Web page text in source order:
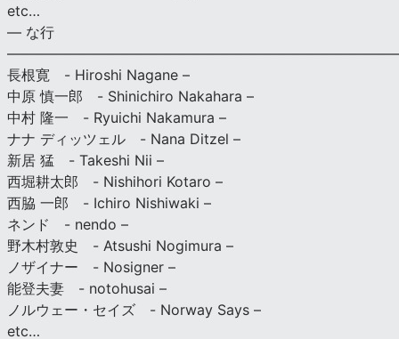
etc…
— な行
長根寛 - Hiroshi Nagane –
中原 慎一郎 - Shinichiro Nakahara –
中村 隆一 - Ryuichi Nakamura –
ナナ ディッツェル - Nana Ditzel –
新居 猛 - Takeshi Nii –
西堀耕太郎 - Nishihori Kotaro –
西脇 一郎 - Ichiro Nishiwaki –
ネンド - nendo –
野木村敦史 - Atsushi Nogimura –
ノザイナー - Nosigner –
能登夫妻 - notohusai –
ノルウェー・セイズ - Norway Says –
etc…